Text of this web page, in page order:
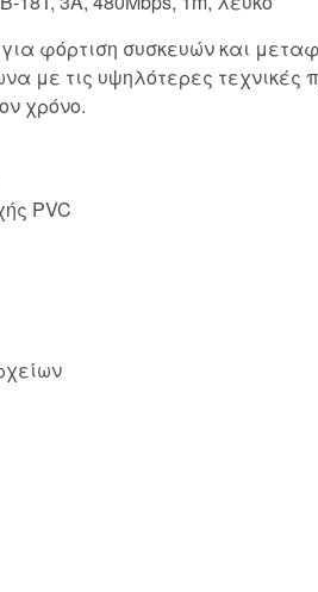
φόρτιση συσκευών και
με τις υψηλότερες
χρόνο.
PVC